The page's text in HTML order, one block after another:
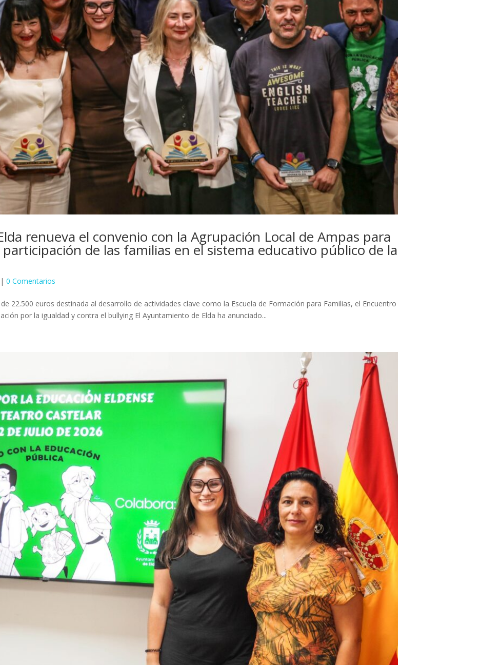
renueva el convenio con la Agrupación Local de Ampas para
de las familias en el sistema educativo público de la
| 0 Comentarios
22.500 euros destinada al desarrollo de actividades clave como la Escuela de Formación para Familias, el Encuentro
por la igualdad y contra el bullying El Ayuntamiento de Elda ha anunciado...